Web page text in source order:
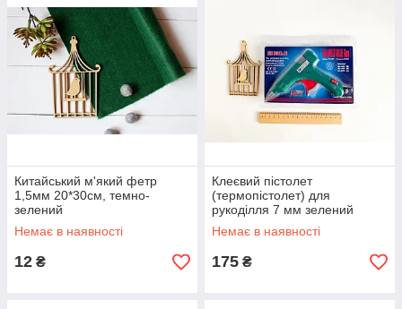
Китайський м'який фетр
1,5мм 20*30см, темно-
зелений
Немає в наявності
12 ₴
Клеєвий пістолет
(термопістолет) для
рукоділля 7 мм зелений
Немає в наявності
175 ₴